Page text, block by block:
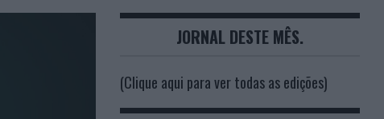
JORNAL DESTE MÊS.
(Clique aqui para ver todas as edições)